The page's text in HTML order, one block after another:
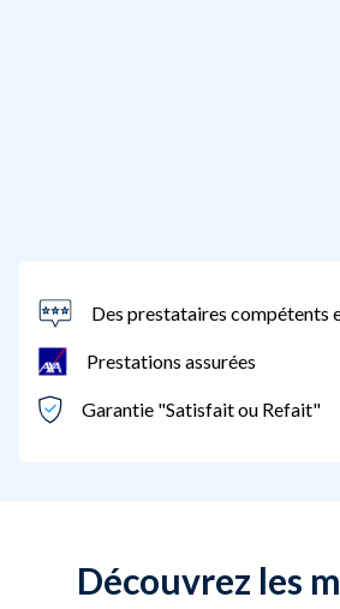
Des prestataires compétents
Prestations assurées
Garantie "Satisfait ou Refait"
Découvrez les